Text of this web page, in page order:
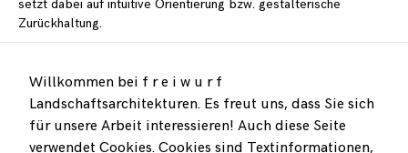
setzt dabei auf intuitive Orientierung bzw. gestalterische
Zurückhaltung.
nach, denkt sie mit einem forschenden Ansatz weiter und macht
sie so zukunftsfähig. Mittels einer kontextuellen Vernetzung in
Richtung verschiedener Nutzungsszenarien werden Zukünfte
Willkommen bei f r e i w u r f
Landschaftsarchitekturen. Es freut uns, dass Sie sich
für unsere Arbeit interessieren! Auch diese Seite
verwendet Cookies. Cookies sind Textinformationen,